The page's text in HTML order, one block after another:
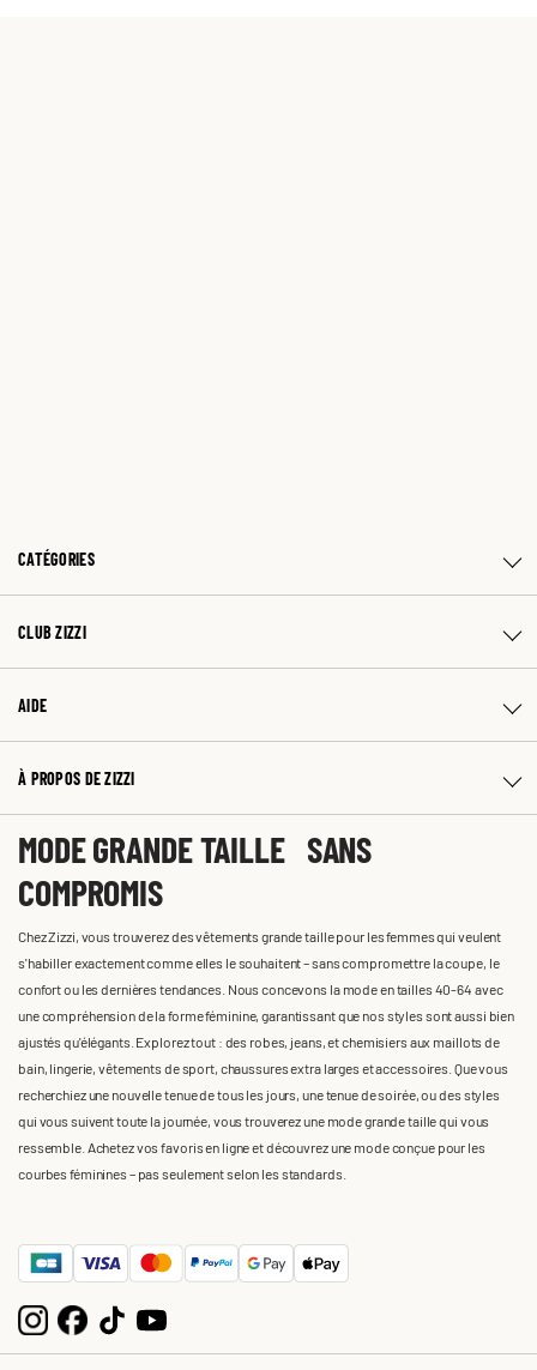
CATÉGORIES
CLUB ZIZZI
AIDE
À PROPOS DE ZIZZI
MODE GRANDE TAILLE SANS
COMPROMIS
Chez Zizzi, vous trouverez des vêtements grande taille pour les femmes qui veulent
s'habiller exactement comme elles le souhaitent – sans compromettre la coupe, le
confort ou les dernières tendances. Nous concevons la mode en tailles 40-64 avec
une compréhension de la forme féminine, garantissant que nos styles sont aussi bien
ajustés qu'élégants. Explorez tout : des robes, jeans, et chemisiers aux maillots de
bain, lingerie, vêtements de sport, chaussures extra larges et accessoires. Que vous
recherchiez une nouvelle tenue de tous les jours, une tenue de soirée, ou des styles
qui vous suivent toute la journée, vous trouverez une mode grande taille qui vous
ressemble. Achetez vos favoris en ligne et découvrez une mode conçue pour les
courbes féminines – pas seulement selon les standards.